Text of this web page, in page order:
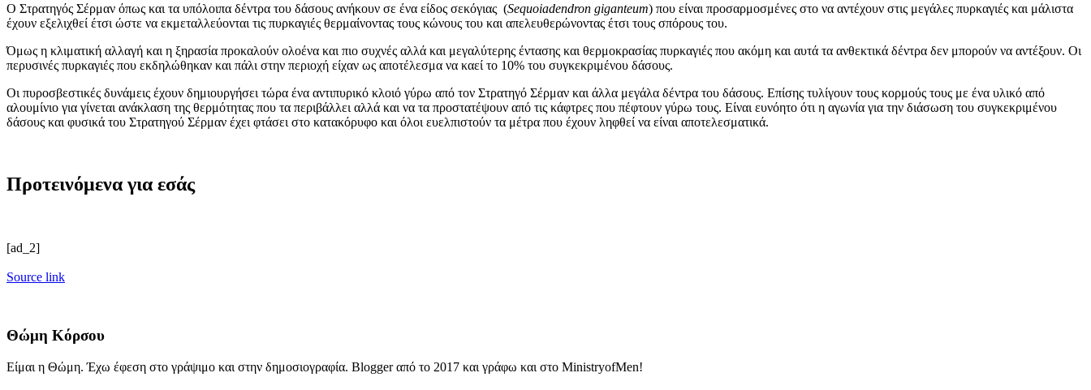
Ο Στρατηγός Σέρμαν όπως και τα υπόλοιπα δέντρα του δάσους ανήκουν σε ένα είδος σεκόγιας (Sequoiadendron giganteum) που είναι προσαρμοσμένες στο να αντέχουν στις μεγάλες πυρκαγιές και μάλιστα
έχουν εξελιχθεί έτσι ώστε να εκμεταλλεύονται τις πυρκαγιές θερμαίνοντας τους κώνους του και απελευθερώνοντας έτσι τους σπόρους του.
Όμως η κλιματική αλλαγή και η ξηρασία προκαλούν ολοένα και πιο συχνές αλλά και μεγαλύτερης έντασης και θερμοκρασίας πυρκαγιές που ακόμη και αυτά τα ανθεκτικά δέντρα δεν μπορούν να αντέξουν. Οι
περυσινές πυρκαγιές που εκδηλώθηκαν και πάλι στην περιοχή είχαν ως αποτέλεσμα να καεί το 10% του συγκεκριμένου δάσους.
Οι πυροσβεστικές δυνάμεις έχουν δημιουργήσει τώρα ένα αντιπυρικό κλοιό γύρω από τον Στρατηγό Σέρμαν και άλλα μεγάλα δέντρα του δάσους. Επίσης τυλίγουν τους κορμούς τους με ένα υλικό από
αλουμίνιο για γίνεται ανάκλαση της θερμότητας που τα περιβάλλει αλλά και να τα προστατέψουν από τις κάφτρες που πέφτουν γύρω τους. Είναι ευνόητο ότι η αγωνία για την διάσωση του συγκεκριμένου
δάσους και φυσικά του Στρατηγού Σέρμαν έχει φτάσει στο κατακόρυφο και όλοι ευελπιστούν τα μέτρα που έχουν ληφθεί να είναι αποτελεσματικά.
Προτεινόμενα για εσάς
[ad_2]
Source link
Θώμη Κόρσου
Είμαι η Θώμη. Έχω έφεση στο γράψιμο και στην δημοσιογραφία. Blogger από το 2017 και γράφω και στο MinistryofMen!